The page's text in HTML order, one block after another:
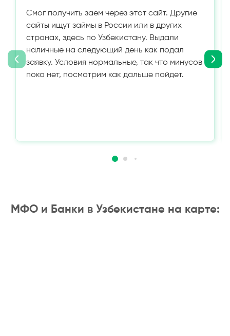
Смог получить заем через этот сайт. Другие
сайты ищут займы в России или в других
странах, здесь по Узбекистану. Выдали
наличные на следующий день как подал
заявку. Условия нормальные, так что минусов
пока нет, посмотрим как дальше пойдет.
МФО и Банки в Узбекистане на карте: